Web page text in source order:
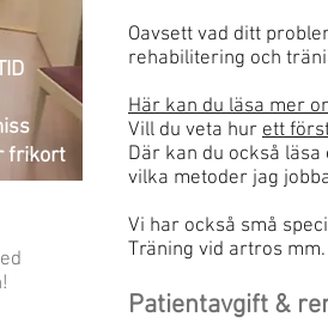
frikort
Oavsett vad ditt
rehabilitering och
Här kan du läsa mer
Vill du veta hur ett
Där kan du också
vilka metoder jag
Vi har också små
Träning vid artros
Patientavgift &